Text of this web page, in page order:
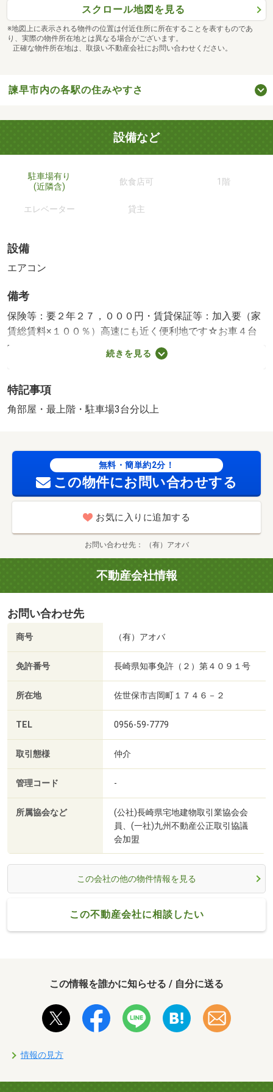
スクロール地図を見る
※地図上に表示される物件の位置は付近住所に所在することを表すものであ
り、実際の物件所在地とは異なる場合がございます。
正確な物件所在地は、取扱い不動産会社にお問い合わせください。
諫早市内の各駅の住みやすさ
設備など
駐車場有り
(近隣含)
飲食店可 1階
エレベーター 貸主
設備
エアコン
備考
保険等：要２年２７，０００円・賃貸保証等：加入要（家
賃総賃料×１００％）高速にも近く便利地です☆お車４台
駐車可能☆５月中旬から入居可能です（＾－＾♪ 駐車場:有
無料 築年月:1978/07築
続きを見る
特記事項
角部屋・最上階・駐車場3台分以上
無料・簡単約2分！
この物件にお問い合わせする
お気に入りに追加する
お問い合わせ先 （有）アオバ
不動産会社情報
お問い合わせ先
商号 （有）アオバ
免許番号 長崎県知事免許（２）第４０９１号
所在地 佐世保市吉岡町１７４６－２
TEL 0956-59-7779
取引態様 仲介
管理コード -
所属協会など
(公社)長崎県宅地建物取引業協会会
員、(一社)九州不動産公正取引協議
会加盟
この会社の他の物件情報を見る
この不動産会社に相談したい
この情報を誰かに知らせる / 自分に送る
情報の見方